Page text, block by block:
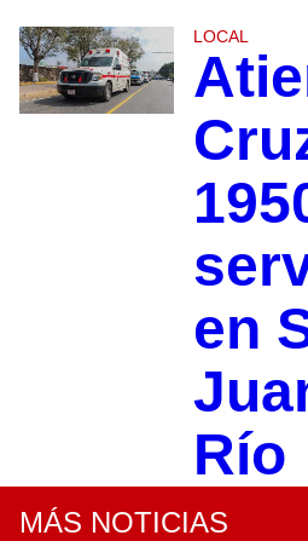
LOCAL
en
Río
MÁS NOTICIAS